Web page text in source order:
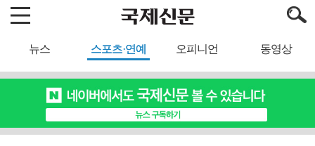
뉴스 스포츠·연예 오피니언 동영상